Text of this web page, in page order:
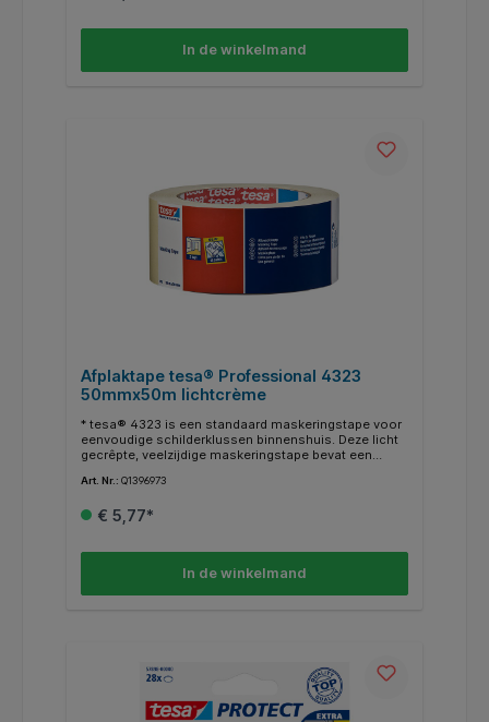
van maskeringsmaterialen. * Sluiten, verpakken,
markeren.
In de winkelmand
Afplaktape tesa® Professional 4323
50mmx50m lichtcrème
* tesa® 4323 is een standaard maskeringstape voor
eenvoudige schilderklussen binnenshuis. Deze licht
gecrêpte, veelzijdige maskeringstape bevat een
veeleisende schilderklussen (bijv. voor wat betreft de
maskeringstape zorgt voor precieze randen tijdens
van maskeringsmaterialen. * Sluiten, verpakken,
markeren.
Art. Nr.: Q1396973
€ 5,77*
In de winkelmand